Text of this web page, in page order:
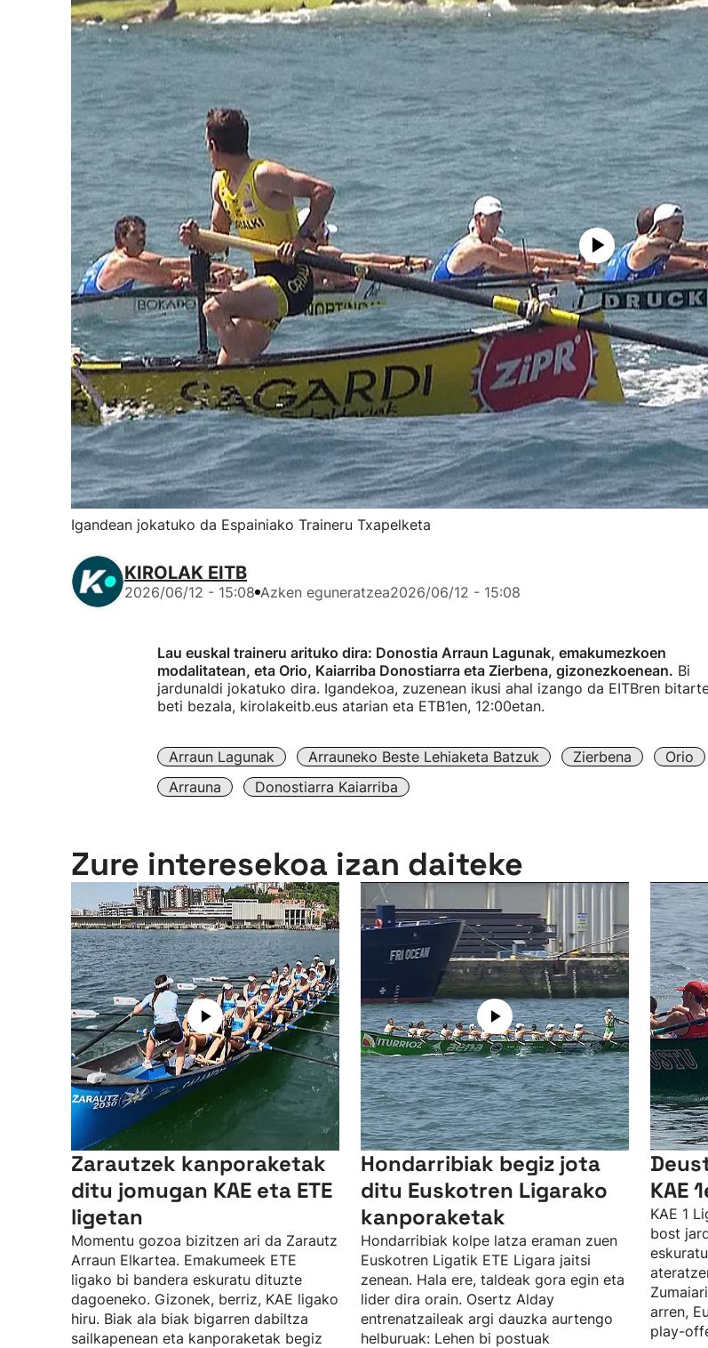
Igandean jokatuko da Espainiako Traineru Txapelketa
KIROLAK EITB
2026/06/12 - 15:08 Azken eguneratzea2026/06/12 - 15:08
Lau euskal traineru arituko dira: Donostia Arraun Lagunak, emakumezkoen
modalitatean, eta Orio, Kaiarriba Donostiarra eta Zierbena, gizonezkoenean. Bi
jardunaldi jokatuko dira. Igandekoa, zuzenean ikusi ahal izango da EITBren
beti bezala, kirolakeitb.eus atarian eta ETB1en, 12:00etan.
Arraun Lagunak Arrauneko Beste Lehiaketa Batzuk Zierbena
Orio
Arrauna
Donostiarra Kaiarriba
Zure interesekoa izan daiteke
Zarautzek kanporaketak
ditu jomugan KAE eta ETE
ligetan
Momentu gozoa bizitzen ari da Zarautz
Arraun Elkartea. Emakumeek ETE
ligako bi bandera eskuratu dituzte
dagoeneko. Gizonek, berriz, KAE ligako
hiru. Biak ala biak bigarren dabiltza
sailkapenean eta kanporaketak begiz
Hondarribiak begiz jota
ditu Euskotren Ligarako
kanporaketak
Hondarribiak kolpe latza eraman zuen
Euskotren Ligatik ETE Ligara jaitsi
zenean. Hala ere, taldeak gora egin eta
lider dira orain. Osertz Alday
entrenatzaileak argi dauzka aurtengo
helburuak: Lehen bi postuak
KAE
KAE 1
bost
arren,
play-